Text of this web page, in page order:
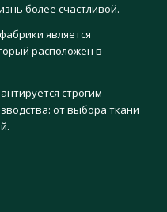
более счастливой.
является
расположен в
строгим
от выбора ткани